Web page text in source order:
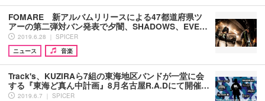
FOMARE 新アルバムリリースによる47都道府県ツ
アーの第二弾対バン発表で夕闇、SHADOWS、EVE…
2019.6.28 ｜ SPICER
ニュース
音楽
Track's、KUZIRAら7組の東海地区バンドが一堂に会
する『東海ど真ん中計画』8月名古屋R.A.Dにて開催…
2019.6.7 ｜ SPICER